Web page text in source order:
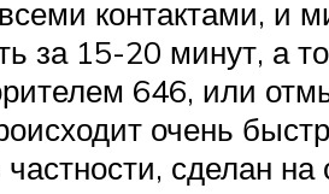
контактами, и
за 15-20 минут, а
646, или
очень
сделан